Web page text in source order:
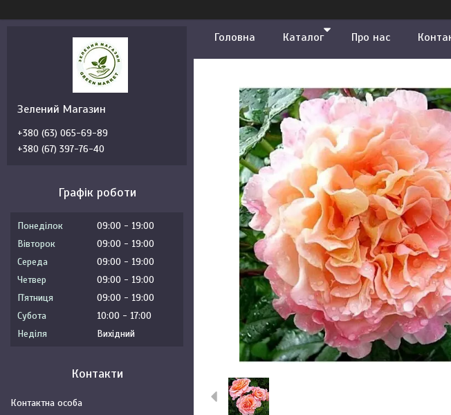
Головна Каталог Про нас
Зелений Магазин
+380 (63) 065-69-89
+380 (67) 397-76-40
Графік роботи
Понеділок 09:00
19:00
Вівторок
09:00
19:00
Середа
09:00
19:00
Четвер
09:00
19:00
Пʼятниця
09:00
19:00
Субота
10:00
17:00
Неділя
Вихідний
Контакти